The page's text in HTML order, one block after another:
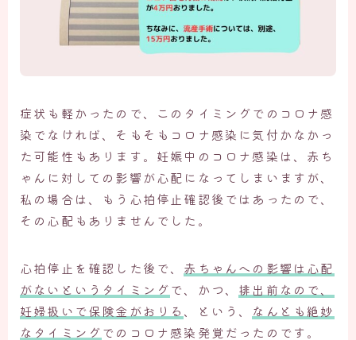
症状も軽かったので、このタイミングでのコロナ感
染でなければ、そもそもコロナ感染に気付かなかっ
た可能性もあります。妊娠中のコロナ感染は、赤ち
ゃんに対しての影響が心配になってしまいますが、
私の場合は、もう心拍停止確認後ではあったので、
その心配もありませんでした。
心拍停止を確認した後で、 赤ちゃんへの影響は心配
がないというタイミングで、かつ、 排出前なので、
妊婦扱いで保険金がおりる 、という、 なんとも絶妙
なタイミングでのコロナ感染発覚だったのです。